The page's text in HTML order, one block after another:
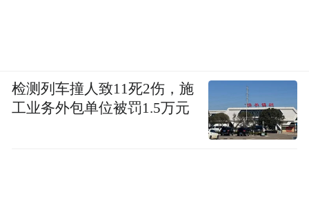
检测列车撞人致11死2伤，施
工业务外包单位被罚1.5万元